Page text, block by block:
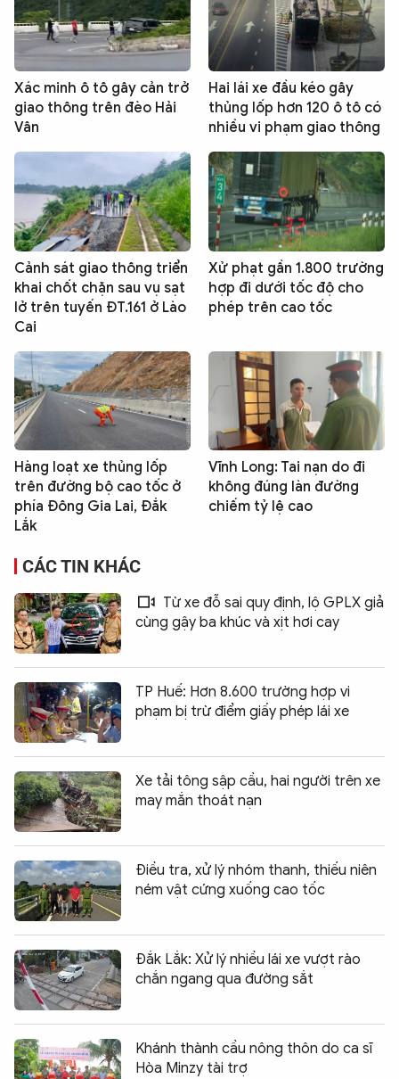
Xác minh ô tô gây cản trở
giao thông trên đèo Hải
Vân
Hai lái xe đầu kéo gây
thủng lốp hơn 120 ô tô có
nhiều vi phạm giao thông
Cảnh sát giao thông triển
khai chốt chặn sau vụ sạt
lở trên tuyến ĐT.161 ở Lào
Cai
Xử phạt gần 1.800 trường
hợp đi dưới tốc độ cho
phép trên cao tốc
Hàng loạt xe thủng lốp
trên đường bộ cao tốc ở
phía Đông Gia Lai, Đắk
Lắk
Vĩnh Long: Tai nạn do đi
không đúng làn đường
chiếm tỷ lệ cao
CÁC TIN KHÁC
Từ xe đỗ sai quy định, lộ GPLX giả
cùng gậy ba khúc và xịt hơi cay
TP Huế: Hơn 8.600 trường hợp vi
phạm bị trừ điểm giấy phép lái xe
Xe tải tông sập cầu, hai người trên xe
may mắn thoát nạn
Điều tra, xử lý nhóm thanh, thiếu niên
ném vật cứng xuống cao tốc
Đắk Lắk: Xử lý nhiều lái xe vượt rào
chắn ngang qua đường sắt
Khánh thành cầu nông thôn do ca sĩ
Hòa Minzy tài trợ